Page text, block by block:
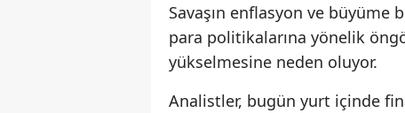
Savaşın enflasyon ve
para politikalarına yönelik
yükselmesine neden oluyor.
Analistler, bugün yurt içinde